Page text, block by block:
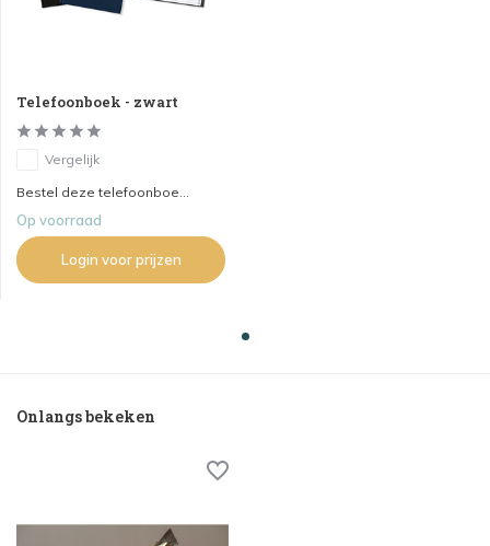
Telefoonboek - zwart
Vergelijk
Bestel deze telefoonboe...
Op voorraad
Login voor prijzen
Onlangs bekeken